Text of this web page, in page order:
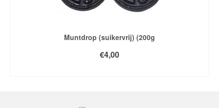
Muntdrop (suikervrij) (200g
€4,00